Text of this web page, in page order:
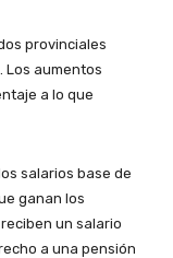
provinciales
Los aumentos
a lo que
salarios base de
ganan los
un salario
a una pensión